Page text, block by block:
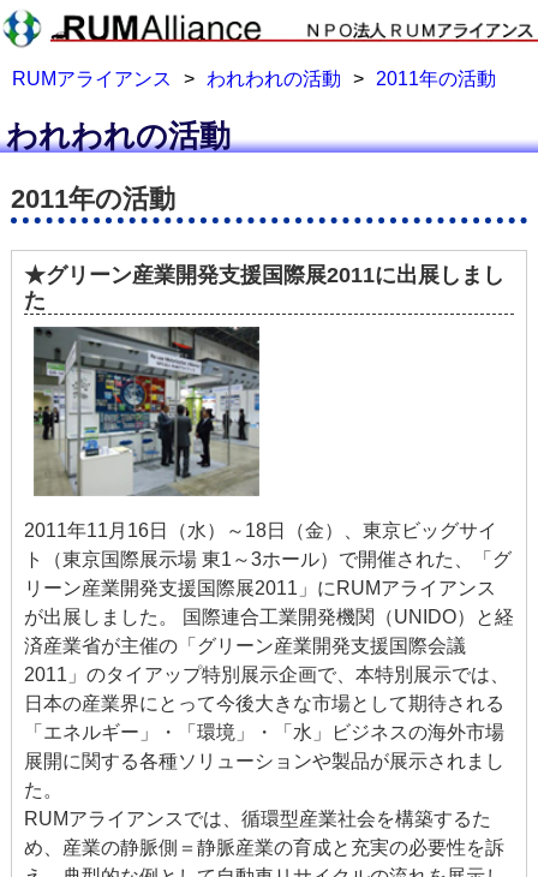
RUMアライアンス > われわれの活動 > 2011年の活動
われわれの活動
2011年の活動
★グリーン産業開発支援国際展2011に出展しまし
た
2011年11月16日（水）～18日（金）、東京ビッグサイ
ト（東京国際展示場 東1～3ホール）で開催された、「グ
リーン産業開発支援国際展2011」にRUMアライアンス
が出展しました。 国際連合工業開発機関（UNIDO）と経
済産業省が主催の「グリーン産業開発支援国際会議
2011」のタイアップ特別展示企画で、本特別展示では、
日本の産業界にとって今後大きな市場として期待される
「エネルギー」・「環境」・「水」ビジネスの海外市場
展開に関する各種ソリューションや製品が展示されまし
た。
RUMアライアンスでは、循環型産業社会を構築するた
め、産業の静脈側＝静脈産業の育成と充実の必要性を訴